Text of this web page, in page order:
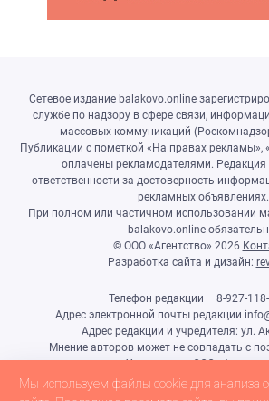
Сетевое издание balakovo.online
службе по надзору в сфере связи,
массовых коммуникаций
Публикации с пометкой «На правах рекламы»,
оплачены рекламодателями. Редакция
ответственности за достоверность
рекламных объявлениях.
При полном или частичном использовании
balakovo.online
© ООО «Агентство» 2026
Разработка сайта и дизайн:
Телефон редакции – 8-927-
Адрес электронной почты редакции
Адрес редакции и учредителя: ул.
Мнение авторов может не совпадать с
Учредитель: ООО
Гл.редактор Ивлиева
Настоящий ресурс может содержать
Мы используем файлы cookie для анализа